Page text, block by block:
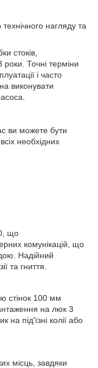
нагляду та
стоків,
Точні терміни
і часто
виконувати
ви можете бути
необхідних
що
комунікацій, що
Надійний
та гниття.
стінок 100 мм
на люк 3
на під'їзні колії або
місць, завдяки